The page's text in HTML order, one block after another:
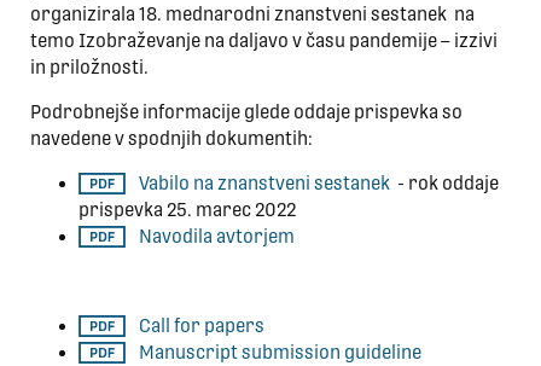
organizirala 18. mednarodni znanstveni sestanek na
temo Izobraževanje na daljavo v času pandemije – izzivi
in priložnosti.
Podrobnejše informacije glede oddaje prispevka so
navedene v spodnjih dokumentih:
Vabilo na znanstveni sestanek - rok oddaje
prispevka 25. marec 2022
Navodila avtorjem
Call for papers
Manuscript submission guideline